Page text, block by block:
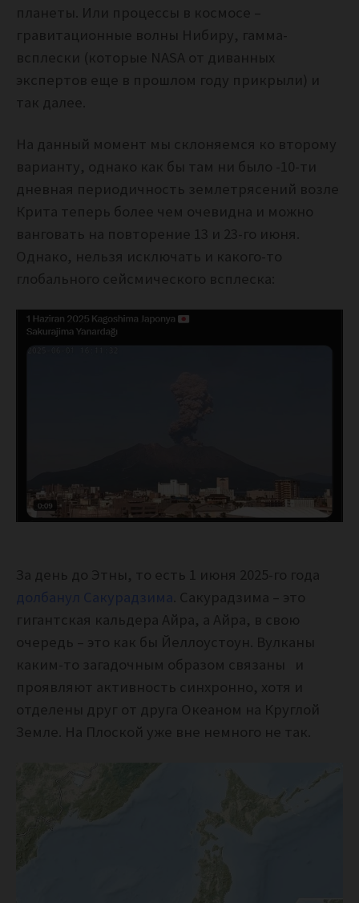
планеты. Или процессы в космосе –
гравитационные волны Нибиру, гамма-
всплески (которые NASA от диванных
экспертов еще в прошлом году прикрыли) и
так далее.
На данный момент мы склоняемся ко второму
варианту, однако как бы там ни было -10-ти
дневная периодичность землетрясений возле
Крита теперь более чем очевидна и можно
ванговать на повторение 13 и 23-го июня.
Однако, нельзя исключать и какого-то
глобального сейсмического всплеска:
За день до Этны, то есть 1 июня 2025-го года
долбанул Сакурадзима . Сакурадзима – это
гигантская кальдера Айра, а Айра, в свою
очередь – это как бы Йеллоустоун. Вулканы
каким-то загадочным образом связаны и
проявляют активность синхронно, хотя и
отделены друг от друга Океаном на Круглой
Земле. На Плоской уже вне немного не так.